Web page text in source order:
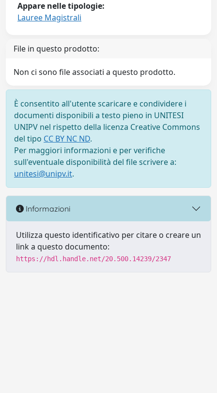
Appare nelle tipologie:
Lauree Magistrali
File in questo prodotto:
Non ci sono file associati a questo prodotto.
È consentito all'utente scaricare e condividere i
documenti disponibili a testo pieno in UNITESI
UNIPV nel rispetto della licenza Creative Commons
del tipo CC BY NC ND.
Per maggiori informazioni e per verifiche
sull'eventuale disponibilità del file scrivere a:
unitesi@unipv.it.
Informazioni
Utilizza questo identificativo per citare o creare un
link a questo documento:
https://hdl.handle.net/20.500.14239/2347